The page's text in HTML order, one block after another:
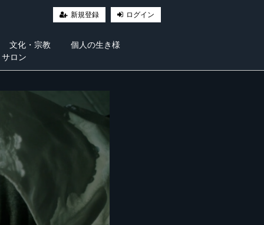
新規登録 ログイン
文化・宗教
個人の生き様
ロン